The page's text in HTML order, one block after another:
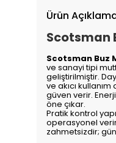
Ürün
Scotsman
Scotsman Buz
ve sanayi tipi
geliştirilmiştir.
ve akıcı
güven verir.
öne çıkar.
Pratik kontrol
operasyonel
zahmetsizdir;